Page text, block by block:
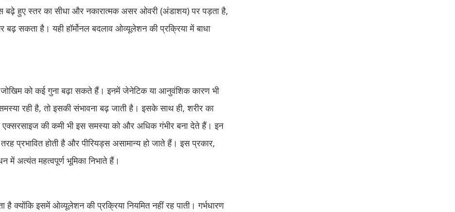
हुए स्तर का सीधा और नकारात्मक असर ओवरी (अंडाशय) पर पड़ता है,
बढ़ सकता है। यही हॉर्मोनल बदलाव ओव्यूलेशन की प्रक्रिया में बाधा
को कई गुना बढ़ा सकते हैं। इनमें जेनेटिक या आनुवंशिक कारण भी
रही है, तो इसकी संभावना बढ़ जाती है। इसके साथ ही, शरीर का
एक्सरसाइज की कमी भी इस समस्या को और अधिक गंभीर बना देते हैं। इन
प्रभावित होती है और पीरियड्स असामान्य हो जाते हैं। इस प्रकार,
में अत्यंत महत्वपूर्ण भूमिका निभाते हैं।
इसमें ओव्यूलेशन की प्रक्रिया नियमित नहीं रह पाती। गर्भधारण